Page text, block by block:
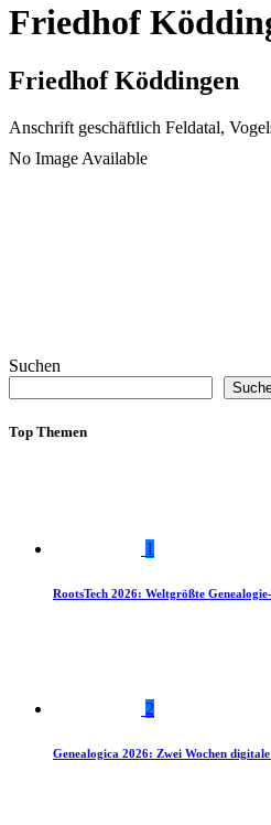
Friedhof
Friedhof Köddingen
Anschrift geschäftlich Feldatal,
No Image Available
Suchen
Top Themen
1
RootsTech 2026: Weltgrößte
2
Genealogica 2026: Zwei Wochen